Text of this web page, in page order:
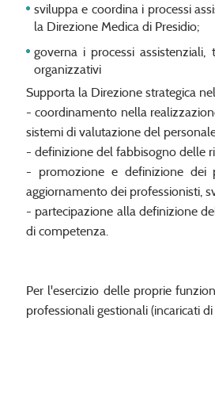
sviluppa e coordina i processi
la Direzione Medica di Presidio;
governa i processi
organizzativi
Supporta la Direzione strategica
- coordinamento nella
sistemi di valutazione del
- definizione del fabbisogno delle
- promozione e definizione dei
aggiornamento dei professionisti,
- partecipazione alla definizione
di competenza.
Per l'esercizio delle proprie
professionali gestionali (incaricati